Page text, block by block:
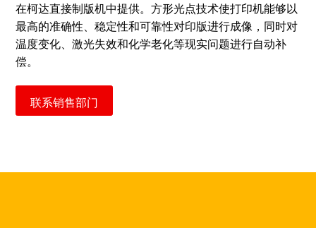
在柯达直接制版机中提供。方形光点技术使打印机能够以
最高的准确性、稳定性和可靠性对印版进行成像，同时对
温度变化、激光失效和化学老化等现实问题进行自动补
偿。
联系销售部门